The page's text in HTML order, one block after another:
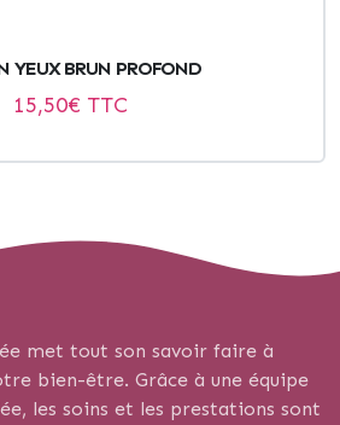
YEUX BRUN PROFOND
15,50€ TTC
met tout son savoir faire à
bien-être. Grâce à une équipe
les soins et les prestations sont